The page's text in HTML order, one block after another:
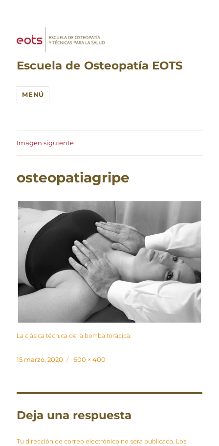
Escuela de Osteopatía EOTS
MENÚ
Imagen siguiente
osteopatiagripe
La clásica técnica de la bomba torácica.
Publicado
15 marzo, 2020
Tamaño
600 × 400
Deja una respuesta
Tu dirección de correo electrónico no será publicada. Los